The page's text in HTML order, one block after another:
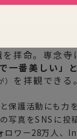
にある専念寺
野区生まれ。
である専念寺
拝命。専念寺
で一番美しい」
を拝観できる。
保護活動にも力
写真をSNSに投
ロワー28万人、